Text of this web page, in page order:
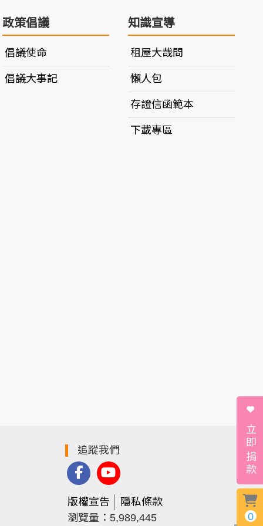
政策倡議
倡議使命
倡議大事記
知識宣導
租屋大哉問
懶人包
存證信函範本
下載專區
追蹤我們
版權宣告
隱私條款
瀏覽量：5,989,445
立即捐款
0